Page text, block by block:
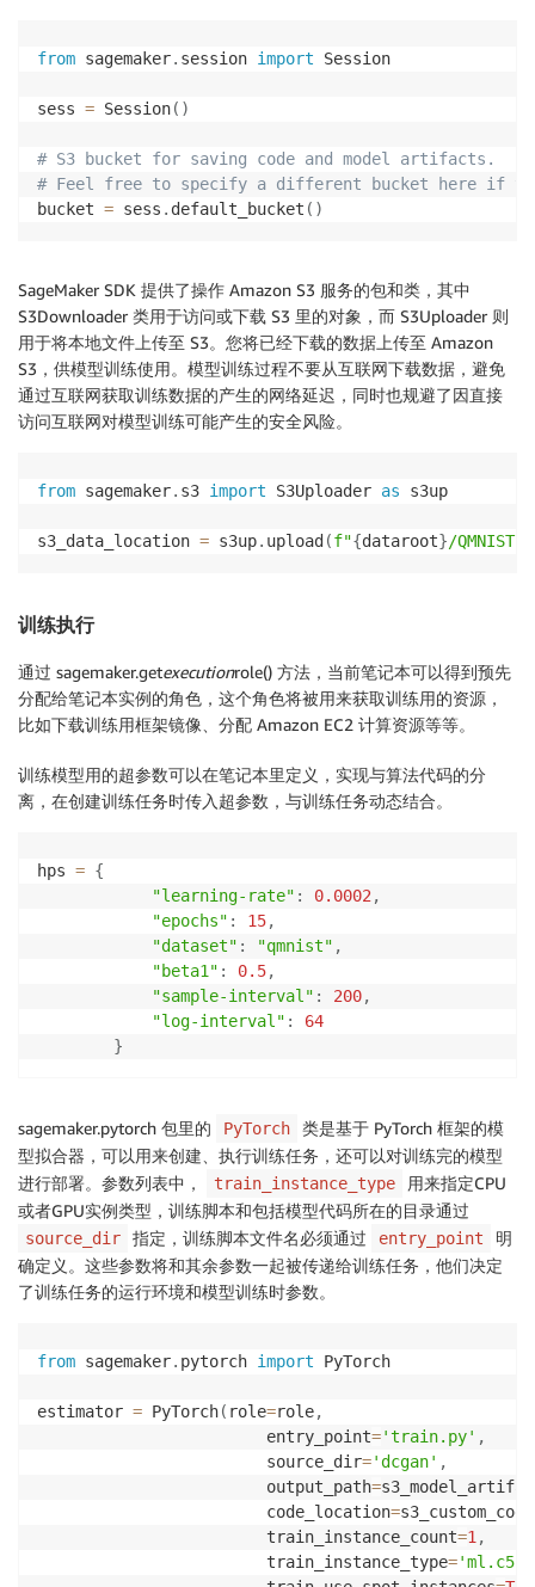
from sagemaker. session import Session
sess = Session( )
# S3 bucket for saving code and model artifacts.
# Feel free to specify a different bucket here if
bucket = sess . default_bucket ( )
SageMaker SDK 提供了操作 Amazon S3 服务的包和类，其中
S3Downloader 类用于访问或下载 S3 里的对象，而 S3Uploader 则
用于将本地文件上传至 S3。您将已经下载的数据上传至 Amazon
S3，供模型训练使用。模型训练过程不要从互联网下载数据，避免
通过互联网获取训练数据的产生的网络延迟，同时也规避了因直接
访问互联网对模型训练可能产生的安全风险。
from sagemaker. s3 import S3Uploader as s3up
s3_data_location = s3up. upload(f"{dataroot}/QMNIST"
训练执行
通过 sagemaker.getexecutionrole() 方法，当前笔记本可以得到预先
分配给笔记本实例的角色，这个角色将被用来获取训练用的资源，
比如下载训练用框架镜像、分配 Amazon EC2 计算资源等等。
训练模型用的超参数可以在笔记本里定义，实现与算法代码的分
离，在创建训练任务时传入超参数，与训练任务动态结合。
hps = {
"learning-rate" : 0.0002 ,
"epochs" : 15,
"dataset" : "qmnist" ,
"beta1" : 0.5,
"sample-interval" : 200,
"log-interval" :
64
}
sagemaker.pytorch 包里的 PyTorch
类是基于 PyTorch 框架的模
型拟合器，可以用来创建、执行训练任务，还可以对训练完的模型
进行部署。参数列表中，
train_instance_type
用来指定CPU
或者GPU实例类型，训练脚本和包括模型代码所在的目录通过
source_dir 指定，训练脚本文件名必须通过 entry_point
明
确定义。这些参数将和其余参数一起被传递给训练任务，他们决定
了训练任务的运行环境和模型训练时参数。
from sagemaker. pytorch import PyTorch
estimator = PyTorch( role=role,
                        entry_point
='train.py' ,
                        source_dir
='dcgan' ,
                        output_path
=
                        code_location
=
                        train_instance_count
=1 ,
                        train_instance_type
=